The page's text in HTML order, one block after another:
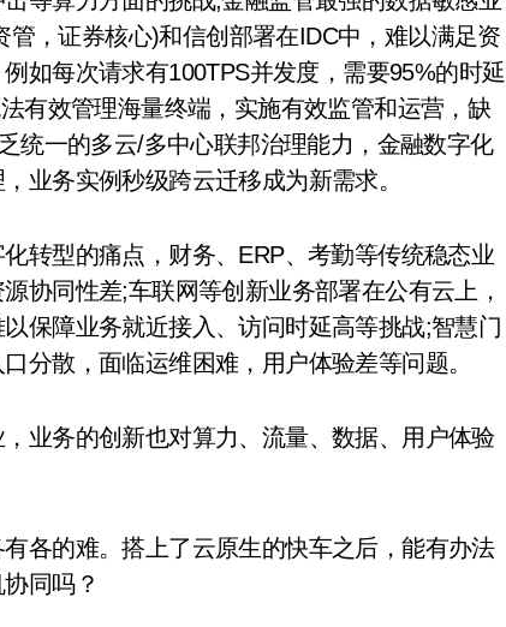
，证券核心)和信创部署在IDC中，难以满足资
如每次请求有100TPS并发度，需要95%的时延
有效管理海量终端，实施有效监管和运营，缺
统一的多云/多中心联邦治理能力，金融数字化
业务实例秒级跨云迁移成为新需求。
型的痛点，财务、ERP、考勤等传统稳态业
协同性差;车联网等创新业务部署在公有云上，
保障业务就近接入、访问时延高等挑战;智慧门
分散，面临运维困难，用户体验差等问题。
务的创新也对算力、流量、数据、用户体验
的难。搭上了云原生的快车之后，能有办法
同吗？